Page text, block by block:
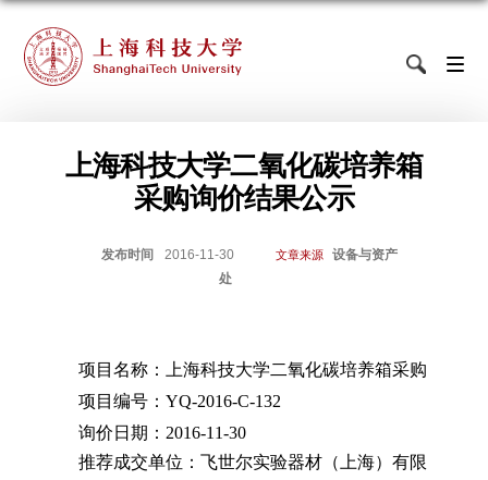
上海科技大学二氧化碳培养箱
采购询价结果公示
发布时间 2016-11-30 文章来源
设备与资产
处
项目名称：上海科技大学二氧化碳培养箱采购
项目编号： YQ-2016-C-132
询价日期： 2016-11-30
推荐成交单位：飞世尔实验器材（上海）有限